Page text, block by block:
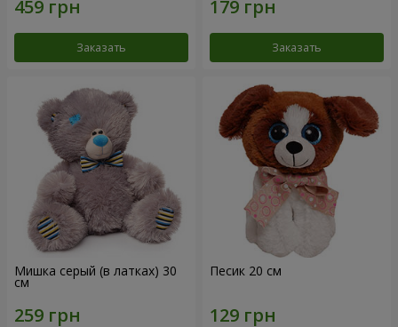
Заказать Заказать
Мишка серый (в латках) 30
см
Песик 20 см